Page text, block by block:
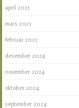
april 2025
mars 2025
februar 2025
desember 2024
november 2024
oktober 2024
september 2024